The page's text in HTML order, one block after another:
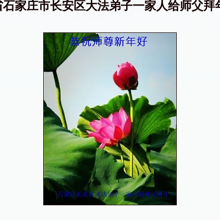
家庄市长安区大法弟子一家人给师父拜